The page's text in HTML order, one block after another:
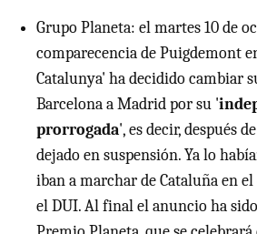
Grupo Planeta: el martes 10 de
comparecencia de Puigdemont
Catalunya' ha decidido cambiar
Barcelona a Madrid por su '
prorrogada', es decir, después
dejado en suspensión. Ya lo
iban a marchar de Cataluña en el
el DUI. Al final el anuncio ha